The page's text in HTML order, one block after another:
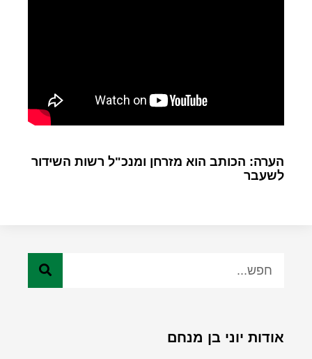
הערה: הכותב הוא מזרחן ומנכ"ל רשות השידור
לשעבר
אודות יוני בן מנחם